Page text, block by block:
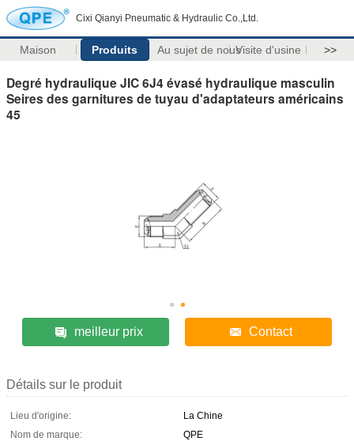
Cixi Qianyi Pneumatic & Hydraulic Co.,Ltd.
Maison Produits Au sujet de nousVisite d'usine >>
Degré hydraulique JIC 6J4 évasé hydraulique masculin
Seires des garnitures de tuyau d'adaptateurs américains
45
meilleur prix Contact
Détails sur le produit
Lieu d'origine:
La Chine
Nom de marque:
QPE